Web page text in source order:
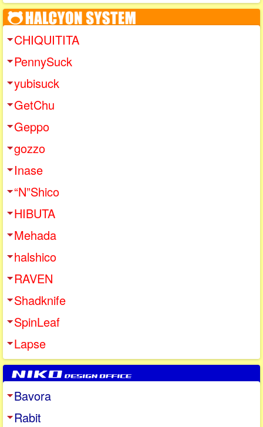
CHIQUITITA
PennySuck
yubisuck
GetChu
Geppo
gozzo
Inase
“N”Shico
HIBUTA
Mehada
halshico
RAVEN
Shadknife
SpinLeaf
Lapse
Bavora
Rabit